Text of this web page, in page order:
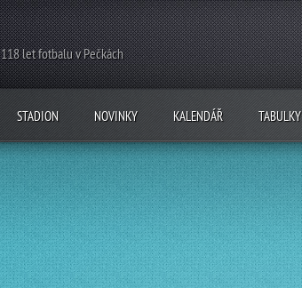
118 let fotbalu v Pečkách
STADION NOVINKY KALENDÁŘ TABULKY